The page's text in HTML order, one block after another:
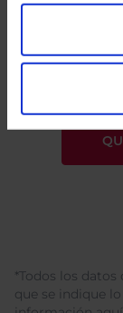
la
tratamiento
*Todos los
que se indique